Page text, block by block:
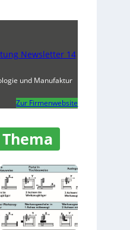
Newsletter 14
und Manufaktur
Zur Firmenwebsite